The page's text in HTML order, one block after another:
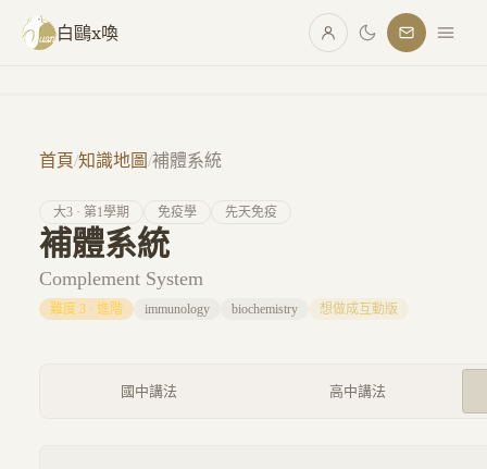
跳至主要內容
白鷗x喚
首頁/知識地圖/補體系統
大3 · 第1學期 免疫學 先天免疫
補體系統
Complement System
難度 3 · 進階 immunology biochemistry 想做成互動版
國中講法 高中講法